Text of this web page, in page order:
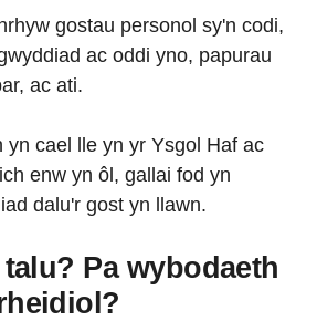
gostau personol sy'n codi,
ac oddi yno, papurau
ac ati.
yn cael lle yn yr Ysgol Haf ac
enw yn ôl, gallai fod yn
dalu'r gost yn llawn.
Pa wybodaeth